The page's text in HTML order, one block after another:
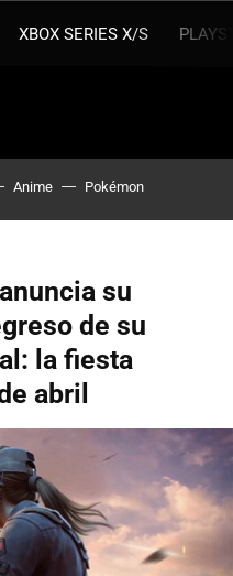
XBOX SERIES X/S
Anime Pokémon
su
de su
la fiesta
abril